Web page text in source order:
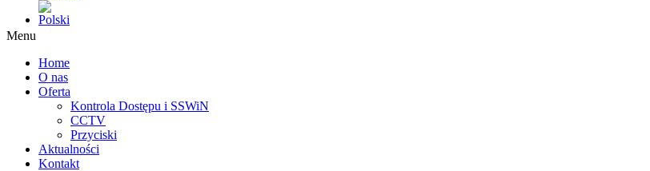
Menu
Home
O nas
Oferta
Kontrola Dostępu i SSWiN
CCTV
Przyciski
Aktualności
Kontakt